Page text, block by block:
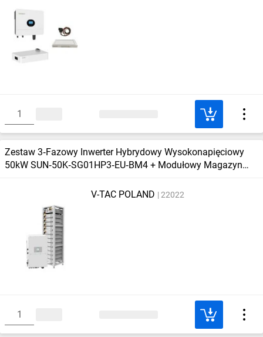
Zestaw 3‑Fazowy Inwerter Hybrydowy Wysokonapięciowy
50kW SUN‑50K‑SG01HP3‑EU‑BM4 + Modułowy Magazyn
V-TAC POLAND
22022